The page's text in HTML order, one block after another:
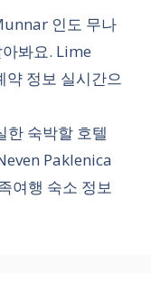
인도 무나
봐요. Lime
정보 실시간으
한 숙박할 호텔
Paklenica
여행 숙소 정보